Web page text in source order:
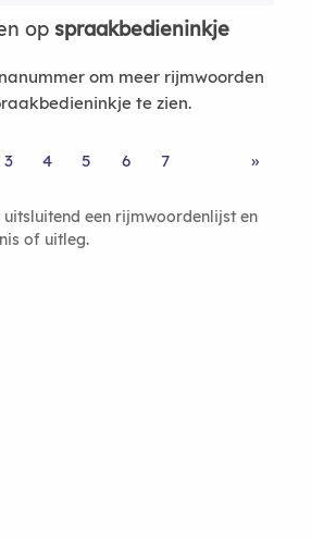
opspraakbedieninkje
om meer rijmwoorden
te zien.
3 4 5 6 7 »
een rijmwoordenlijst en
of uitleg.